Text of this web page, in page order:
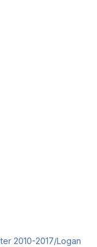
2010-2017/Logan